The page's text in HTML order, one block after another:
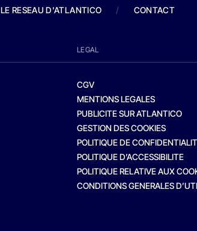
LE RESEAU D'ATLANTICO / CONTACT
LEGAL
CGV
MENTIONS LEGALES
PUBLICITE SUR ATLANTICO
GESTION DES COOKIES
POLITIQUE DE
POLITIQUE D’ACCESSIBILITE
POLITIQUE RELATIVE AUX
CONDITIONS GENERALES